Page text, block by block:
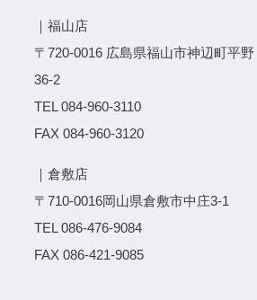
｜福山店
〒720-0016 広島県福山市神辺町平野
36-2
TEL 084-960-3110
FAX 084-960-3120
｜倉敷店
〒710-0016岡山県倉敷市中庄3-1
TEL 086-476-9084
FAX 086-421-9085